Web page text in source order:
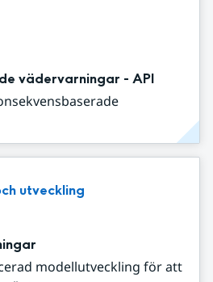
vädervarningar - API
utveckling
modellutveckling för att